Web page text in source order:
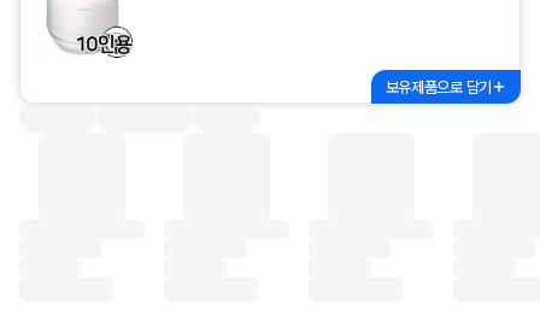
보유제품으로 담기